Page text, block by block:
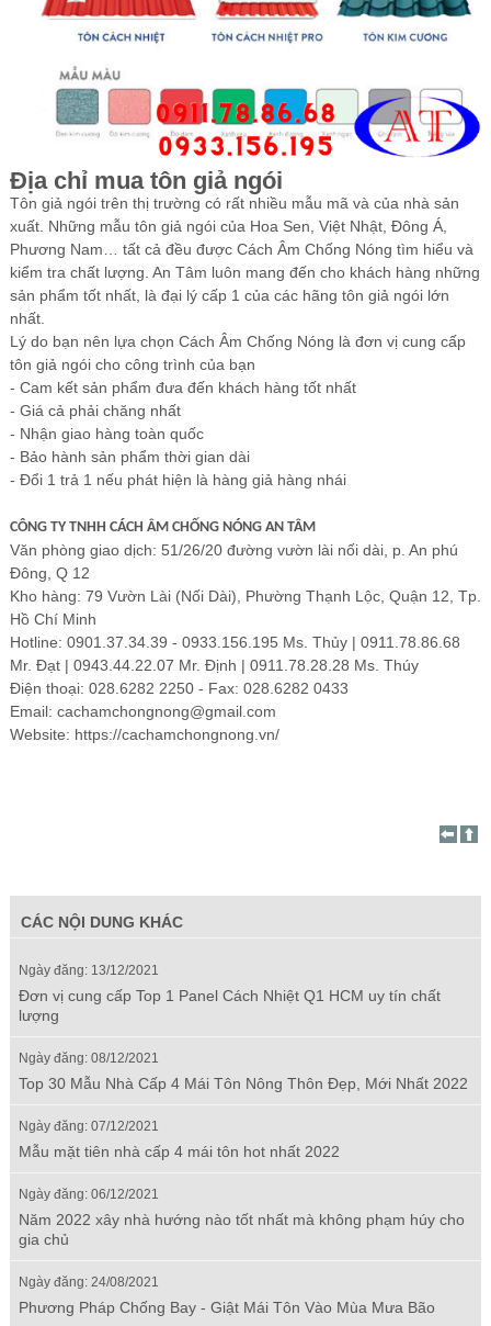
Địa chỉ mua tôn giả ngói
Tôn giả ngói trên thị trường có rất nhiều mẫu mã và của nhà sản
xuất. Những mẫu tôn giả ngói của Hoa Sen, Việt Nhật, Đông Á,
Phương Nam… tất cả đều được Cách Âm Chống Nóng tìm hiểu và
kiểm tra chất lượng. An Tâm luôn mang đến cho khách hàng những
sản phẩm tốt nhất, là đại lý cấp 1 của các hãng tôn giả ngói lớn
nhất.
Lý do bạn nên lựa chọn Cách Âm Chống Nóng là đơn vị cung cấp
tôn giả ngói cho công trình của bạn
- Cam kết sản phẩm đưa đến khách hàng tốt nhất
- Giá cả phải chăng nhất
- Nhận giao hàng toàn quốc
- Bảo hành sản phẩm thời gian dài
- Đổi 1 trả 1 nếu phát hiện là hàng giả hàng nhái
CÔNG TY TNHH CÁCH ÂM CHỐNG NÓNG AN TÂM
Văn phòng giao dịch: 51/26/20 đường vườn lài nối dài, p. An phú
Đông, Q 12
Kho hàng: 79 Vườn Lài (Nối Dài), Phường Thạnh Lộc, Quận 12, Tp.
Hồ Chí Minh
Hotline: 0901.37.34.39 - 0933.156.195 Ms. Thủy | 0911.78.86.68
Mr. Đạt | 0943.44.22.07 Mr. Định | 0911.78.28.28 Ms. Thúy
Điện thoại: 028.6282 2250 - Fax: 028.6282 0433
Email: cachamchongnong@gmail.com
Website: https://cachamchongnong.vn/
CÁC NỘI DUNG KHÁC
Ngày đăng: 13/12/2021
Đơn vị cung cấp Top 1 Panel Cách Nhiệt Q1 HCM uy tín chất
lượng
Ngày đăng: 08/12/2021
Top 30 Mẫu Nhà Cấp 4 Mái Tôn Nông Thôn Đẹp, Mới Nhất 2022
Ngày đăng: 07/12/2021
Mẫu mặt tiên nhà cấp 4 mái tôn hot nhất 2022
Ngày đăng: 06/12/2021
Năm 2022 xây nhà hướng nào tốt nhất mà không phạm húy cho
gia chủ
Ngày đăng: 24/08/2021
Phương Pháp Chống Bay - Giật Mái Tôn Vào Mùa Mưa Bão